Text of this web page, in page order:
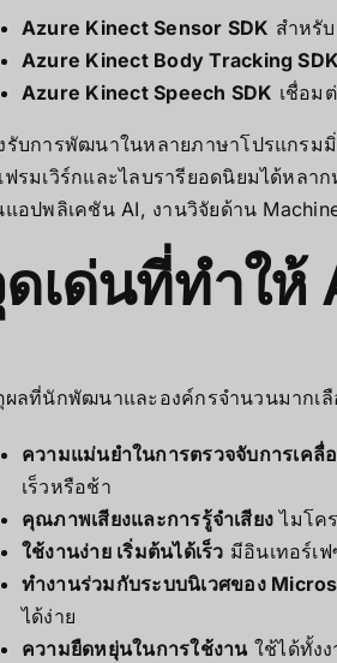
Azure Kinect Sensor SDK สำหรั
Azure Kinect Body Tracking SDK
Azure Kinect Speech SDK เชื่อม
รับการพัฒนาในหลายภาษาโปรแกรม
ฟรมเวิร์กและไลบรารียอดนิยมได้หลา
แอปพลิเคชัน AI, งานวิจัยด้าน
เด่นที่ทำให้
ผลที่นักพัฒนาและองค์กรจำนวนมากเ
ความแม่นยำในการตรวจจับการเคลื่
เร็วหรือช้า
คุณภาพเสียงและการรู้จำเสียง ไมโค
ใช้งานง่าย เริ่มต้นได้เร็ว มีอินเทอร์เ
ทำงานร่วมกับระบบนิเวศของ
ได้ง่าย
ความยืดหยุ่นในการใช้งานใช้ได้ทั้งง